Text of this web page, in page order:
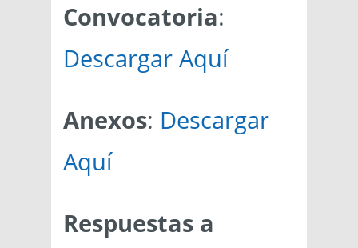
Convocatoria:
Descargar Aquí
Anexos: Descargar
Aquí
Respuestas a